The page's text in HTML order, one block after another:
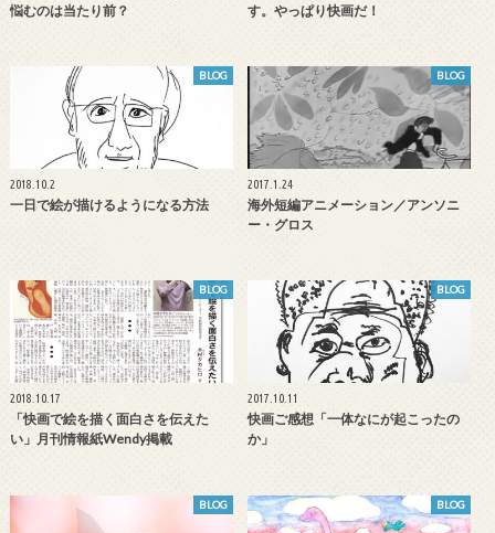
悩むのは当たり前？
す。やっぱり快画だ！
BLOG
2018.10.2
一日で絵が描けるようになる方法
BLOG
2017.1.24
海外短編アニメーション／アンソニ
ー・グロス
BLOG
2018.10.17
「快画で絵を描く面白さを伝えた
い」月刊情報紙Wendy掲載
BLOG
2017.10.11
快画ご感想「一体なにが起こったの
か」
BLOG BLOG